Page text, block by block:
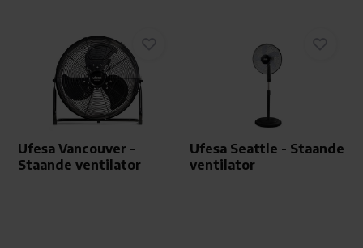
Ufesa Vancouver -
Staande ventilator
Ufesa Seattle - Staande
ventilator